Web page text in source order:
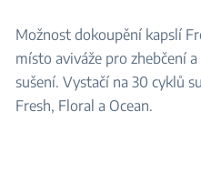
Možnost dokoupění kapslí
místo aviváže pro zhebčení
sušení. Vystačí na 30 cyklů
Fresh, Floral a Ocean.